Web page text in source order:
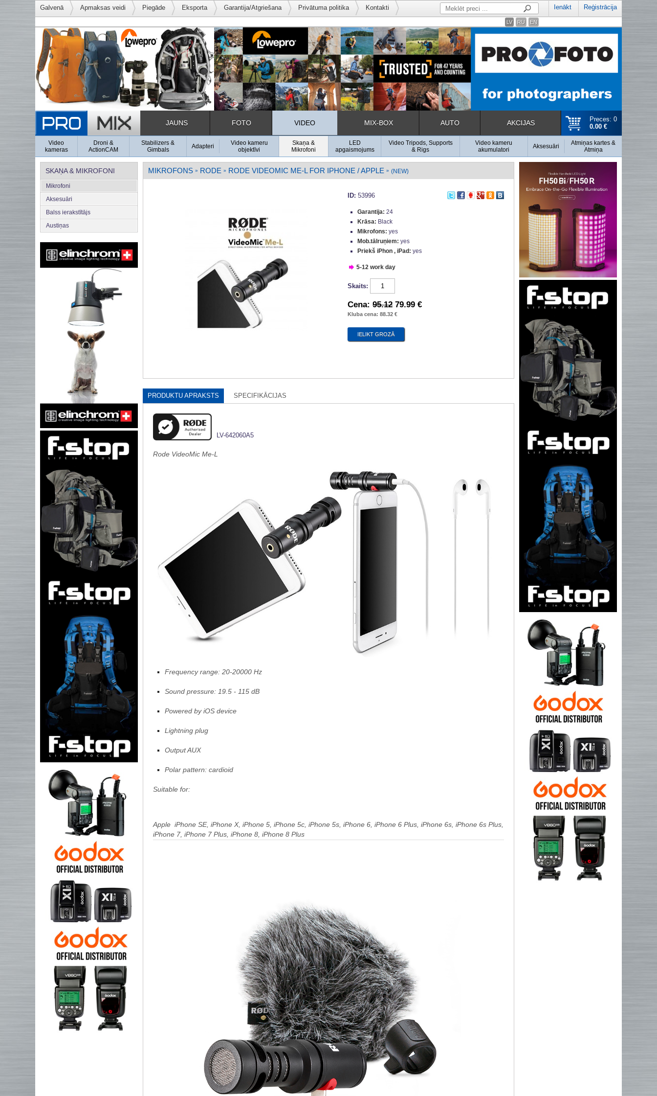
Galvenā Apmaksas veidi Piegāde Eksporta Garantija/Atgriešana Privātuma politika Kontakti Ienākt Reģistrācija
LV RU EN
Preces: 0
0.00 €
JAUNS FOTO VIDEO MIX-BOX AUTO AKCIJAS
Video
kameras
Droni &
ActionCAM
Stabilizers &
Gimbals
Adapteri
Video kameru
objektīvi
Skaņa &
Mikrofoni
LED
apgaismojums
Video Tripods, Supports
& Rigs
Video kameru
akumulatori
Aksesuāri
Atmiņas kartes &
Atmiņa
SKAŅA & MIKROFONI
Mikrofoni
Aksesuāri
Balss ierakstītājs
Austiņas
MIKROFONS » RODE » RODE VIDEOMIC ME-L FOR IPHONE / APPLE » (NEW)
ID: 53996
Garantija: 24
Krāsa: Black
Mikrofons: yes
Mob.tālruņiem: yes
Priekš iPhon , iPad: yes
5-12 work day
Skaits:
Cena: 95.12 79.99 €
Kluba cena: 88.32 €
PRODUKTU APRAKSTS SPECIFIKĀCIJAS
LV-642060A5
Rode VideoMic Me-L
Frequency range: 20-20000 Hz
Sound pressure: 19.5 - 115 dB
Powered by iOS device
Lightning plug
Output AUX
Polar pattern: cardioid
Suitable for:
Apple iPhone SE, iPhone X, iPhone 5, iPhone 5c, iPhone 5s, iPhone 6, iPhone 6 Plus, iPhone 6s, iPhone 6s Plus,
iPhone 7, iPhone 7 Plus, iPhone 8, iPhone 8 Plus